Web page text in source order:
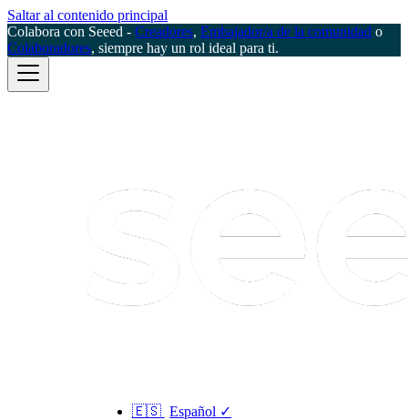
Saltar al contenido principal
Colabora con Seeed - Creadores, Embajador/a de la comunidad o
Colaboradores, siempre hay un rol ideal para ti.
🇪🇸 Español ✓